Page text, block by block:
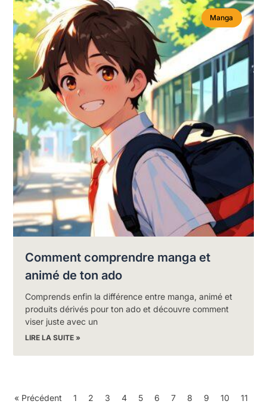
Manga
Comment comprendre manga et
animé de ton ado
Comprends enfin la différence entre manga, animé et
produits dérivés pour ton ado et découvre comment
viser juste avec un
LIRE LA SUITE »
« Précédent 1 2 3 4 5 6 7 8 9 10
11